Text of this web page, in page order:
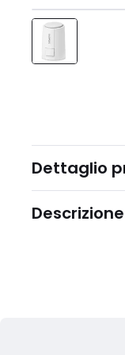
Dettaglio